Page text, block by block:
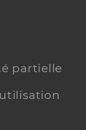
partielle